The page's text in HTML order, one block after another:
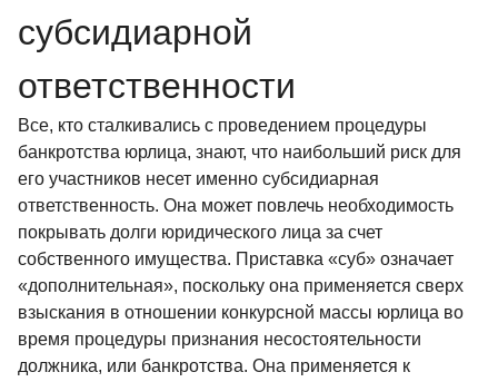
субсидиарной
ответственности
Все, кто сталкивались с проведением процедуры
банкротства юрлица, знают, что наибольший риск для
его участников несет именно субсидиарная
ответственность. Она может повлечь необходимость
покрывать долги юридического лица за счет
собственного имущества. Приставка «суб» означает
«дополнительная», поскольку она применяется сверх
взыскания в отношении конкурсной массы юрлица во
время процедуры признания несостоятельности
должника, или банкротства. Она применяется к